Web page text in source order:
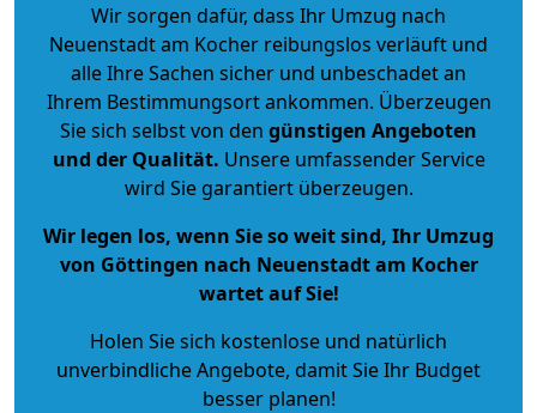
Wir sorgen dafür, dass Ihr Umzug nach
Neuenstadt am Kocher reibungslos verläuft und
alle Ihre Sachen sicher und unbeschadet an
Ihrem Bestimmungsort ankommen. Überzeugen
Sie sich selbst von den günstigen Angeboten
und der Qualität. Unsere umfassender Service
wird Sie garantiert überzeugen.
Wir legen los, wenn Sie so weit sind, Ihr Umzug
von Göttingen nach Neuenstadt am Kocher
wartet auf Sie!
Holen Sie sich kostenlose und natürlich
unverbindliche Angebote, damit Sie Ihr Budget
besser planen!